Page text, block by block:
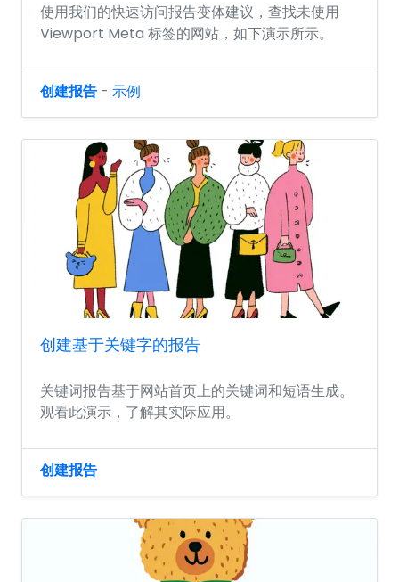
使用我们的快速访问报告变体建议，查找未使用
Viewport Meta 标签的网站，如下演示所示。
创建报告 - 示例
创建基于关键字的报告
关键词报告基于网站首页上的关键词和短语生成。
观看此演示，了解其实际应用。
创建报告